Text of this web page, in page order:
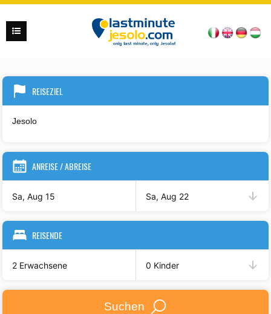
REISEZIEL
ANREISE / ABREISE
Sa, Aug 15 Sa, Aug 22
REISENDE
2 Erwachsene 0 Kinder
Suchen